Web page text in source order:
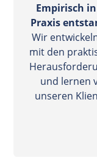
Empirisch
Praxis
Wir
mit den
und lernen
unseren